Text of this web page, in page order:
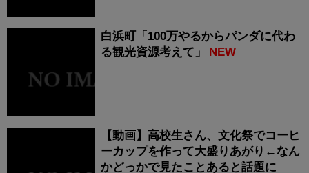
白浜町「100万やるからパンダに代わ
る観光資源考えて」
NEW
【動画】高校生さん、文化祭でコーヒ
ーカップを作って大盛りあがり←なん
かどっかで見たことあると話題に